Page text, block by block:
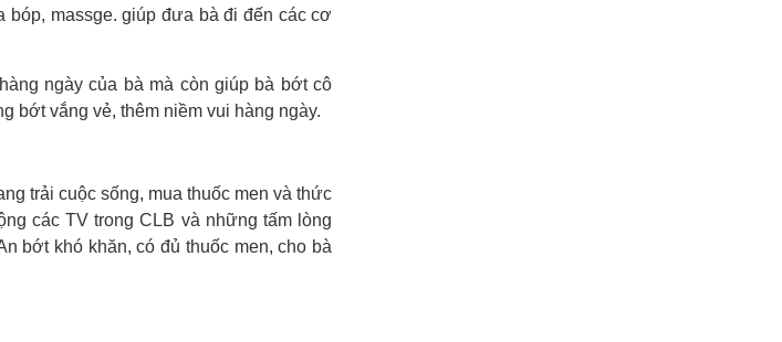
bóp, massge. giúp đưa bà đi đến các cơ
ngày của bà mà còn giúp bà bớt cô
bớt vắng vẻ, thêm niềm vui hàng ngày.
trải cuộc sống, mua thuốc men và thức
các TV trong CLB và những tấm lòng
bớt khó khăn, có đủ thuốc men, cho bà